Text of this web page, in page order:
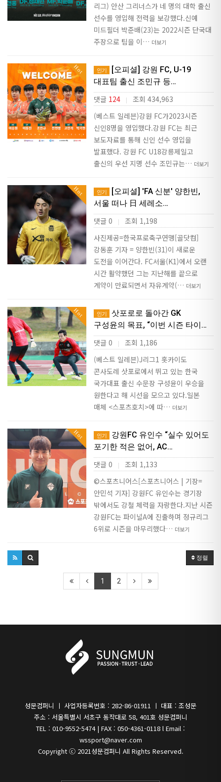
리그) 안산 그리너스가 네 명의 대학 출신
선수를 영입해 전력을 보강했다.신예
미드필더 박준배(23)는 2022시즌 단국대
주장으로 팀을 이… 더보기
Hot 인기
[오피셜] 강원 FC, U-19
대표팀 출신 조민규 등…
댓글 124 |
조회 434,963
(베스트 일레븐)강원 FC가2023시즌
신인8명을 영입했다.강원 FC는 최근
보도자료를 통해 신인 선수 영입을
발표했다. 강원 FC U18강릉제일고
출신의 우선 지명 선수 조민규는… 더보기
Hot 인기
[오피셜] 'FA 신분' 양한빈,
서울 떠나 日 세레소…
댓글 0 |
조회 1,198
사진제공=한국프로축구연맹[골닷컴]
강동훈 기자 = 양한빈(31)이 새로운
도전을 이어간다. FC서울(K1)에서 오랜
시간 활약했던 그는 지난해를 끝으로
계약이 만료되면서 자유계약(… 더보기
Hot 인기
삿포로로 돌아간 GK
구성윤의 목표, “이번 시즌 타이…
댓글 0 |
조회 1,186
(베스트 일레븐)J리그1 홋카이도
콘사도레 삿포로에서 뛰고 있는 한국
국가대표 출신 수문장 구성윤이 우승을
원한다고 해 시선을 모으고 있다.일본
매체 <스포츠호치>에 따… 더보기
Hot 인기
강원FC 유인수 “실수 있어도
포기한 적은 없어, AC…
댓글 0 |
조회 1,133
©스포츠니어스[스포츠니어스 | 기장=
안민석 기자] 강원FC 유인수는 경기장
밖에서도 강철 체력을 자랑한다.지난 시즌
강원FC는 파이널A에 진출하며 정규리그
6위로 시즌을 마무리했다… 더보기
정렬
1 2
성문컴퍼니 ㅣ 사업자등록번호 : 282-86-01911 ㅣ 대표 : 조성문
주소 : 서울특별시 서초구 동작대로 58, 401호 성문컴퍼니
TEL : 010-9552-5474 | FAX : 050-4361-0118 l Email :
wssport@naver.com
Copyright ⓒ 2021 성문컴퍼니 All Rights Reserved.